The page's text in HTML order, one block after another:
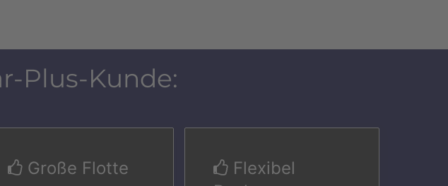
Plus-Kunde:
Große Flotte
Flexibel